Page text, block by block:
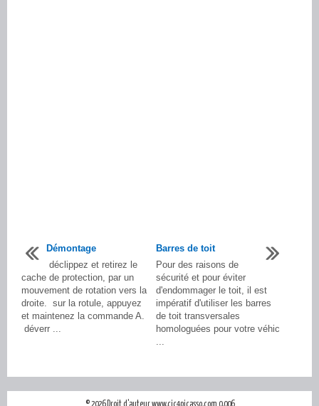
Démontage
déclippez et retirez le
cache de protection, par un
mouvement de rotation vers la
droite. sur la rotule, appuyez
et maintenez la commande A.
déverr ...
Barres de toit
Pour des raisons de
sécurité et pour éviter
d'endommager le toit, il est
impératif d'utiliser les barres
de toit transversales
homologuées pour votre véhic
© 2026 Droit d'auteur www.cic4picasso.com 0.006